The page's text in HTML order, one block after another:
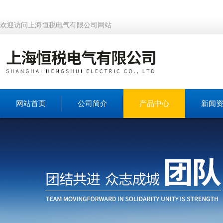
欢迎访问上海恒税电气有限公司网站
网站首页 公司简介 产品中心 新闻